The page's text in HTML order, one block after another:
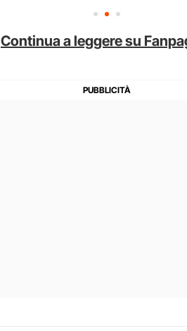
Continua a leggere su